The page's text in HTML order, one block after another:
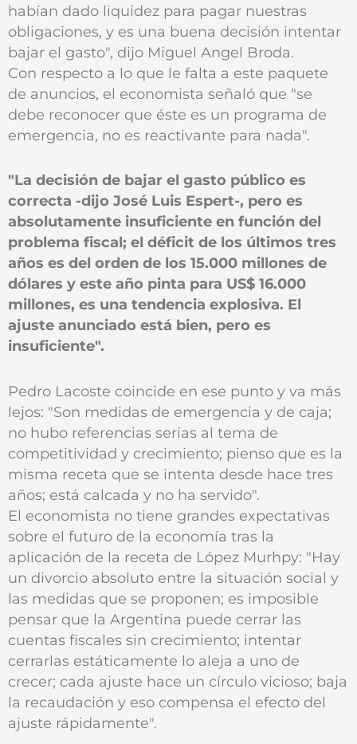
habían dado liquidez para pagar nuestras
obligaciones, y es una buena decisión intentar
bajar el gasto", dijo Miguel Angel Broda.
Con respecto a lo que le falta a este paquete
de anuncios, el economista señaló que "se
debe reconocer que éste es un programa de
emergencia, no es reactivante para nada".
"La decisión de bajar el gasto público es
correcta -dijo José Luis Espert-, pero es
absolutamente insuficiente en función del
problema fiscal; el déficit de los últimos tres
años es del orden de los 15.000 millones de
dólares y este año pinta para US$ 16.000
millones, es una tendencia explosiva. El
ajuste anunciado está bien, pero es
insuficiente".
Pedro Lacoste coincide en ese punto y va más
lejos: "Son medidas de emergencia y de caja;
no hubo referencias serias al tema de
competitividad y crecimiento; pienso que es la
misma receta que se intenta desde hace tres
años; está calcada y no ha servido".
El economista no tiene grandes expectativas
sobre el futuro de la economía tras la
aplicación de la receta de López Murhpy: "Hay
un divorcio absoluto entre la situación social y
las medidas que se proponen; es imposible
pensar que la Argentina puede cerrar las
cuentas fiscales sin crecimiento; intentar
cerrarlas estáticamente lo aleja a uno de
crecer; cada ajuste hace un círculo vicioso; baja
la recaudación y eso compensa el efecto del
ajuste rápidamente".